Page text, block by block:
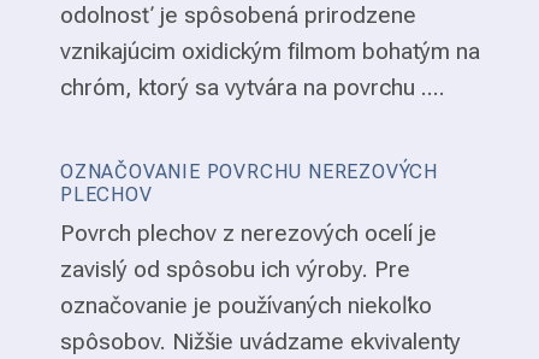
odolnosť je spôsobená prirodzene
vznikajúcim oxidickým filmom bohatým na
chróm, ktorý sa vytvára na povrchu ....
OZNAČOVANIE POVRCHU NEREZOVÝCH
PLECHOV
Povrch plechov z nerezových ocelí je
zavislý od spôsobu ich výroby. Pre
označovanie je používaných niekoľko
spôsobov. Nižšie uvádzame ekvivalenty